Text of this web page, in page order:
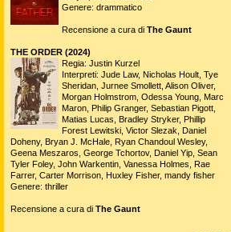
Genere: drammatico
Recensione a cura di The Gaunt
THE ORDER (2024)
Regia: Justin Kurzel
Interpreti: Jude Law, Nicholas Hoult, Tye
Sheridan, Jurnee Smollett, Alison Oliver,
Morgan Holmstrom, Odessa Young, Marc
Maron, Philip Granger, Sebastian Pigott,
Matias Lucas, Bradley Stryker, Phillip
Forest Lewitski, Victor Slezak, Daniel
Doheny, Bryan J. McHale, Ryan Chandoul Wesley,
Geena Meszaros, George Tchortov, Daniel Yip, Sean
Tyler Foley, John Warkentin, Vanessa Holmes, Rae
Farrer, Carter Morrison, Huxley Fisher, mandy fisher
Genere: thriller
Recensione a cura di The Gaunt